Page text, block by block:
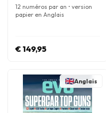
12 numéros par an • version
papier en Anglais
€ 149,95
Anglais